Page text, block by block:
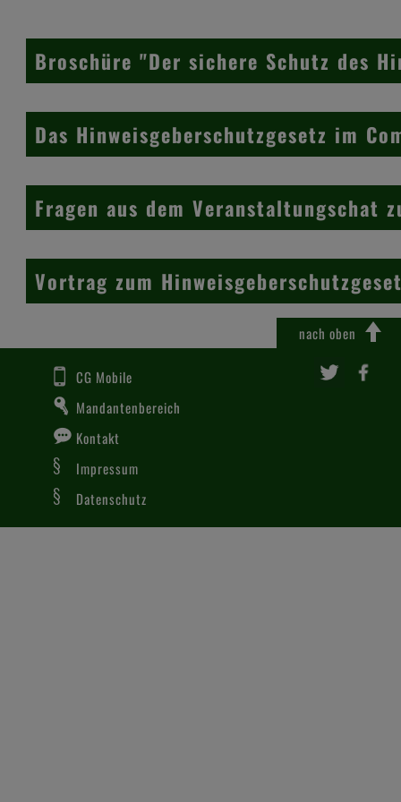
Broschüre "Der sichere Schutz des
Das Hinweisgeberschutzgesetz im
Fragen aus dem Veranstaltungschat
Vortrag zum
CG Mobile
Mandantenbereich
Kontakt
Impressum
Datenschutz
nach oben